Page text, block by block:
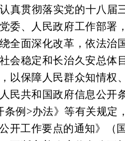
真贯彻落实党的十八届
委、人民政府工作部署
全面深化改革，依法治
会稳定和长治久安总体
以保障人民群众知情权
民共和国政府信息公开
条例 >办法》等有关规定
开工作要点的通知》（